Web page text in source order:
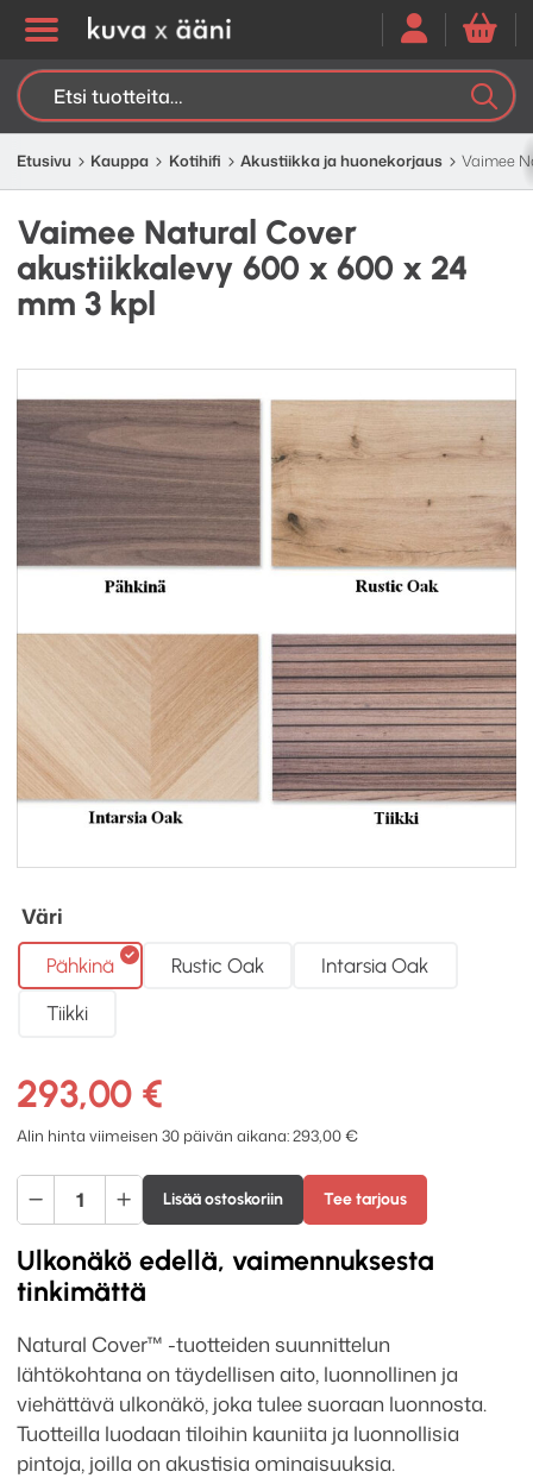
Etsi:
Etusivu Kauppa Kotihifi Akustiikka ja huonekorjaus Vaimee
Vaimee Natural Cover
akustiikkalevy 600 x 600 x 24
mm 3 kpl
Väri
Pähkinä Rustic Oak Intarsia Oak
Tiikki
293,00 €
Alin hinta viimeisen 30 päivän aikana:293,00€
Vaimee
Natural
Cover
akustiikkalevy
600
x
600
x
24
mm
Lisää ostoskoriin Tee tarjous
Ulkonäkö edellä, vaimennuksesta
tinkimättä
Natural Cover™ -tuotteiden suunnittelun
lähtökohtana on täydellisen aito, luonnollinen ja
viehättävä ulkonäkö, joka tulee suoraan luonnosta.
Tuotteilla luodaan tiloihin kauniita ja luonnollisia
pintoja, joilla on akustisia ominaisuuksia.